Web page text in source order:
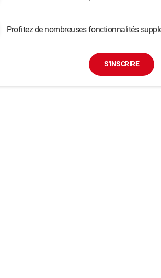
Profitez de nombreuses fonctionnalités
S'INSCRIRE